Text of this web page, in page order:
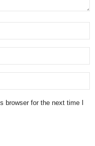
browser for the next time I